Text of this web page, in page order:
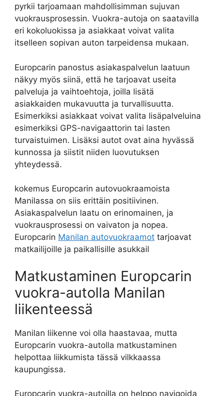
pyrkii tarjoamaan mahdollisimman sujuvan
vuokrausprosessin. Vuokra-autoja on saatavilla
eri kokoluokissa ja asiakkaat voivat valita
itselleen sopivan auton tarpeidensa mukaan.
Europcarin panostus asiakaspalvelun laatuun
näkyy myös siinä, että he tarjoavat useita
palveluja ja vaihtoehtoja, joilla lisätä
asiakkaiden mukavuutta ja turvallisuutta.
Esimerkiksi asiakkaat voivat valita lisäpalveluina
esimerkiksi GPS-navigaattorin tai lasten
turvaistuimen. Lisäksi autot ovat aina hyvässä
kunnossa ja siistit niiden luovutuksen
yhteydessä.
kokemus Europcarin autovuokraamoista
Manilassa on siis erittäin positiivinen.
Asiakaspalvelun laatu on erinomainen, ja
vuokrausprosessi on vaivaton ja nopea.
Europcarin Manilan autovuokraamot tarjoavat
matkailijoille ja paikallisille asukkail
Matkustaminen Europcarin
vuokra-autolla Manilan
liikenteessä
Manilan liikenne voi olla haastavaa, mutta
Europcarin vuokra-autolla matkustaminen
helpottaa liikkumista tässä vilkkaassa
kaupungissa.
Europcarin vuokra-autoilla on helppo navigoida